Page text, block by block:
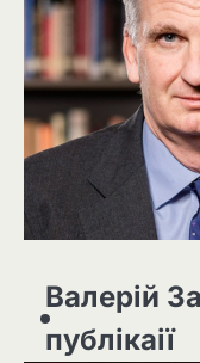
Валерій
публікаії